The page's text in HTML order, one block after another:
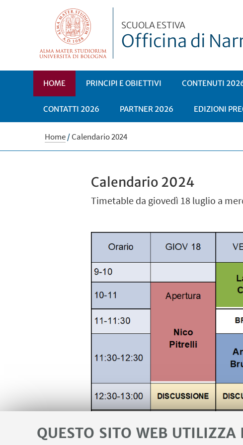
QUESTO SITO WEB UTILIZZA
SCUOLA ESTIVA
Officina di
HOME PRINCIPI E OBIETTIVI CONTENUTI
CONTATTI 2026 PARTNER 2026 EDIZIONI
Home/Calendario 2024
Calendario 2024
Timetable da giovedì 18 luglio a